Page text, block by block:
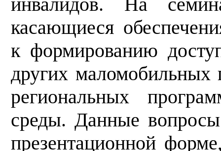
касающиеся
к формированию
других маломобильных
региональных
среды. Данные
презентационной